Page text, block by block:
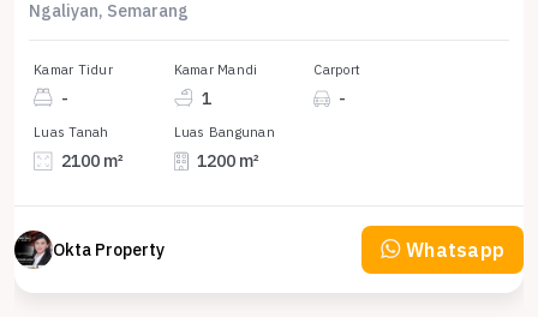
Ngaliyan, Semarang
Kamar Tidur
-
Kamar Mandi
1
Carport
-
Luas Tanah
2100 m²
Luas Bangunan
1200 m²
Okta Property Whatsapp